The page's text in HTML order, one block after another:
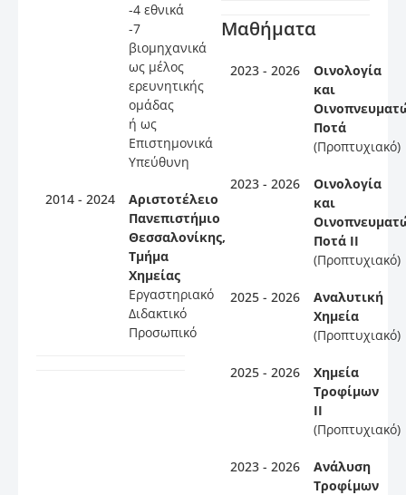
-4 εθνικά
-7
βιομηχανικά
ως μέλος
ερευνητικής
ομάδας
ή ως
Επιστημονικά
Υπεύθυνη
2014 - 2024
Αριστοτέλειο
Πανεπιστήμιο
Θεσσαλονίκης,
Τμήμα
Χημείας
Εργαστηριακό
Διδακτικό
Προσωπικό
Μαθήματα
2023 - 2026
Οινολογία
και
Ποτά
(Προπτυχιακό)
2023 - 2026
Οινολογία
και
Ποτά ΙΙ
(Προπτυχιακό)
2025 - 2026
Αναλυτική
Χημεία
(Προπτυχιακό)
2025 - 2026
Χημεία
Τροφίμων
ΙΙ
(Προπτυχιακό)
2023 - 2026
Ανάλυση
Τροφίμων